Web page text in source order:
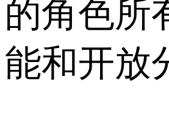
的角色所
能和开放